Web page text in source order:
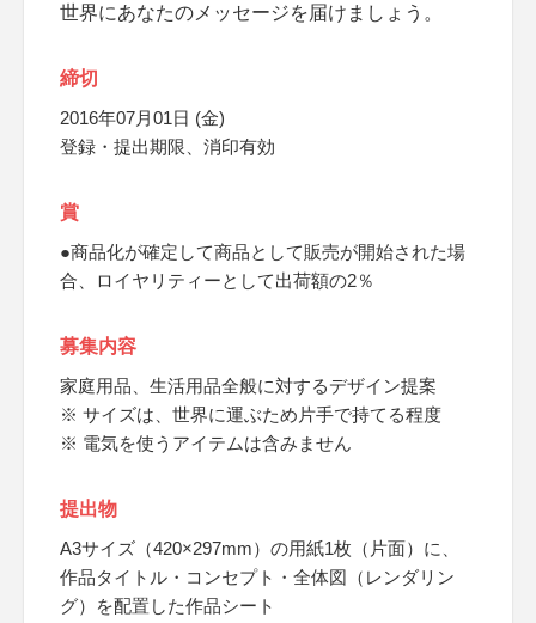
世界にあなたのメッセージを届けましょう。
締切
2016年07月01日 (金)
登録・提出期限、消印有効
賞
●商品化が確定して商品として販売が開始された場
合、ロイヤリティーとして出荷額の2％
募集内容
家庭用品、生活用品全般に対するデザイン提案
※ サイズは、世界に運ぶため片手で持てる程度
※ 電気を使うアイテムは含みません
提出物
A3サイズ（420×297mm）の用紙1枚（片面）に、
作品タイトル・コンセプト・全体図（レンダリン
グ）を配置した作品シート